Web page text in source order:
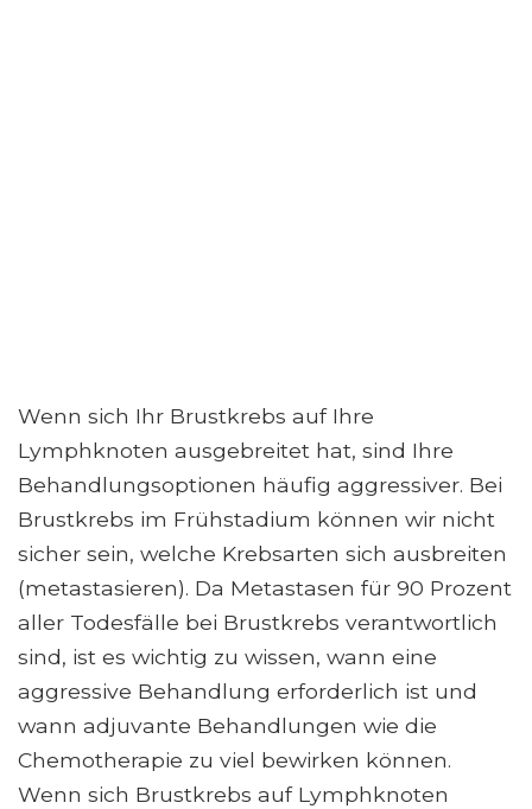
Wenn sich Ihr Brustkrebs auf Ihre
Lymphknoten ausgebreitet hat, sind Ihre
Behandlungsoptionen häufig aggressiver. Bei
Brustkrebs im Frühstadium können wir nicht
sicher sein, welche Krebsarten sich ausbreiten
(metastasieren). Da Metastasen für 90 Prozent
aller Todesfälle bei Brustkrebs verantwortlich
sind, ist es wichtig zu wissen, wann eine
aggressive Behandlung erforderlich ist und
wann adjuvante Behandlungen wie die
Chemotherapie zu viel bewirken können.
Wenn sich Brustkrebs auf Lymphknoten